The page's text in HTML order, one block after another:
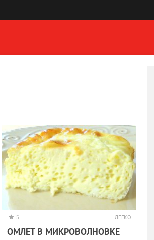
5 ЛЕГКО
ОМЛEТ В МИКРOВOЛНOВКE